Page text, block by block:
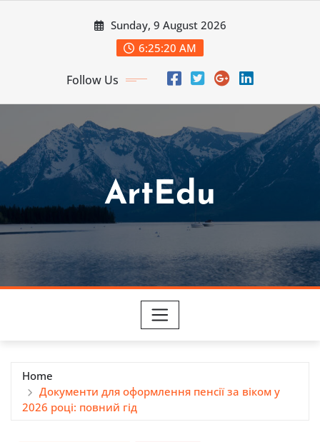
Sunday, 9 August 2026
6:25:21 AM
Follow Us
ArtEdu
Home
Документи для оформлення пенсії за віком у
2026 році: повний гід